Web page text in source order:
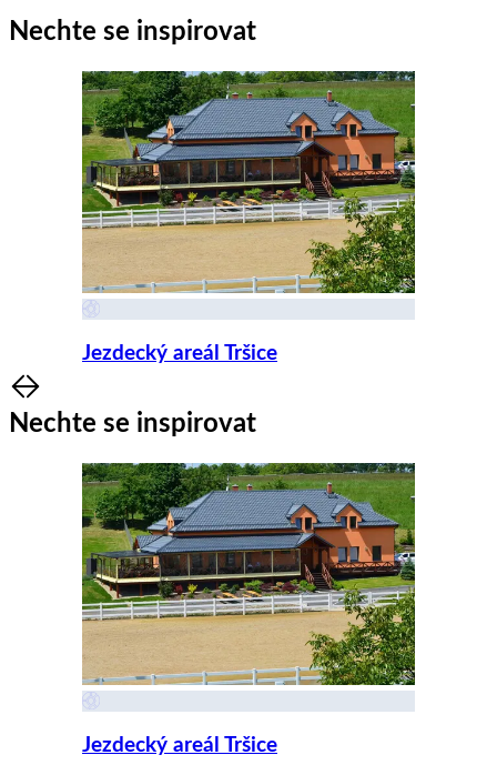
Nechte se inspirovat
Jezdecký areál Tršice
Item
1
of
Nechte se inspirovat
Jezdecký areál Tršice